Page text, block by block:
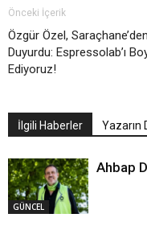
Önceki İçerik
Özgür Özel, Saraçhane’den
Duyurdu: Espressolab’ı
Ediyoruz!
İlgili Haberler Yazarın
GÜNCEL
Ahbap